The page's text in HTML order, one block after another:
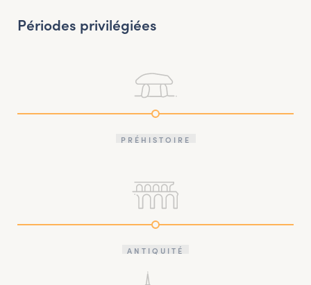
Périodes privilégiées
PRÉHISTOIRE
ANTIQUITÉ